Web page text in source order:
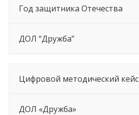
Год защитника Отечества
ДОЛ “Дружба”
Цифровой методический кейс
ДОЛ «Дружба»